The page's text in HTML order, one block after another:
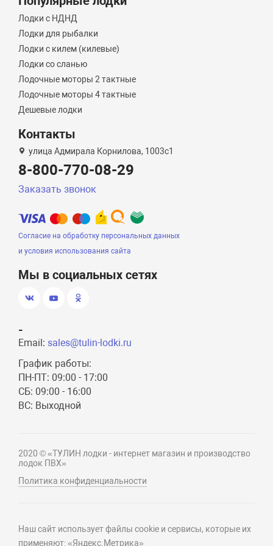
Лодки с НДНД
Лодки для рыбалки
Лодки с килем (килевые)
Лодки со сланью
Лодочные моторы 2 тактные
Лодочные моторы 4 тактные
Дешевые лодки
Контакты
улица Адмирала Корнилова, 1003с1
8-800-770-08-29
Заказать звонок
Согласие на обработку персональных данных
и условия использования сайта
Мы в социальных сетях
-
Email: sales@tulin-lodki.ru
График работы:
ПН-ПТ: 09:00 - 17:00
СБ: 09:00 - 16:00
ВС: Выходной
2020 © «ТУЛИН лодки - интернет магазин и производство
лодок ПВХ»
Политика конфиденциальности
Наш сайт использует файлы cookie и сервисы, которые их
применяют: «Яндекс.Метрика»